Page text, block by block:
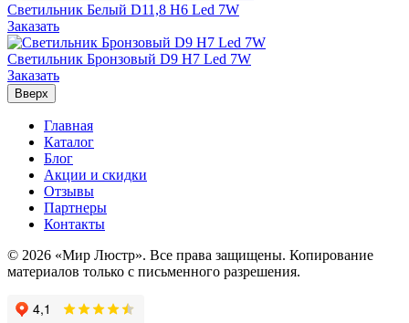
Светильник Белый D11,8 H6 Led 7W
Заказать
Светильник Бронзовый D9 H7 Led 7W
Заказать
Вверх
Главная
Каталог
Блог
Акции и скидки
Отзывы
Партнеры
Контакты
© 2026 «Мир Люстр». Все права защищены. Копирование
материалов только с письменного разрешения.